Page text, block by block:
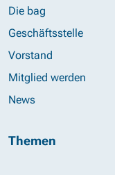
Die bag
Geschäftsstelle
Vorstand
Mitglied werden
News
Themen